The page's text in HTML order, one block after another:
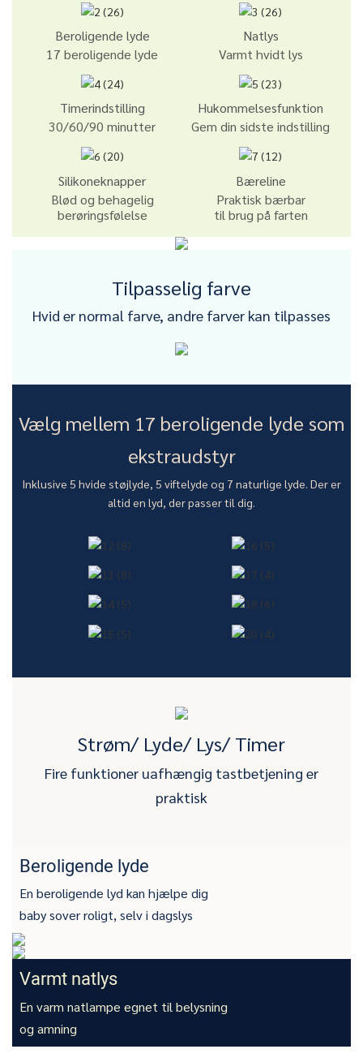
Beroligende lyde
17 beroligende lyde
Natlys
Varmt hvidt lys
Timerindstilling
30/60/90 minutter
Hukommelsesfunktion
Gem din sidste indstilling
Silikoneknapper
Blød og behagelig
berøringsfølelse
Bæreline
Praktisk bærbar
til brug på farten
Tilpasselig farve
Hvid er normal farve, andre farver kan tilpasses
Vælg mellem 17 beroligende lyde som
ekstraudstyr
Inklusive 5 hvide støjlyde, 5 viftelyde og 7 naturlige lyde. Der er
altid en lyd, der passer til dig.
Strøm/ Lyde/ Lys/ Timer
Fire funktioner uafhængig tastbetjening er
praktisk
Beroligende lyde
En beroligende lyd kan hjælpe dig
baby sover roligt, selv i dagslys
Varmt natlys
En varm natlampe egnet til belysning
og amning